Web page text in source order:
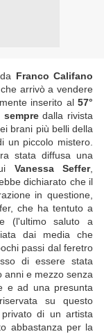
Franco Califano
che arrivò a vendere
inserito al57°
dalla rivista
brani più belli della
un piccolo mistero.
stata diffusa una
Vanessa Seffer,
dichiarato che il
in questione,
che ha tentuto a
(l'ultimo saluto a
dai media che
passi dal feretro
di essere stata
anni e mezzo senza
e ad una presunta
su questo
di un artista
abbastanza per la